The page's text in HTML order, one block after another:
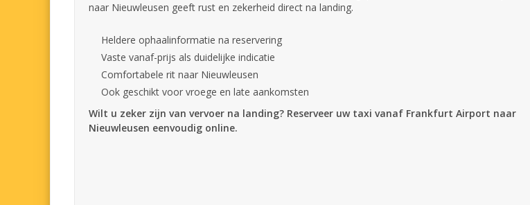
naar Nieuwleusen geeft rust en zekerheid direct na landing.
Heldere ophaalinformatie na reservering
Vaste vanaf-prijs als duidelijke indicatie
Comfortabele rit naar Nieuwleusen
Ook geschikt voor vroege en late aankomsten
Wilt u zeker zijn van vervoer na landing? Reserveer uw taxi vanaf Frankfurt Airport naar
Nieuwleusen eenvoudig online.